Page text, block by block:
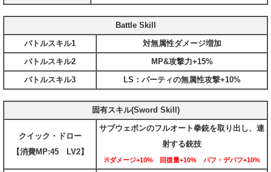
Battle Skill
バトルスキル1
対無属性ダメージ増加
バトルスキル2
MP&攻撃力+15%
バトルスキル3
LS：パーティの無属性攻撃+10%
固有スキル(Sword Skill)
クイック・ドロー
【消費MP:45 LV2】
サブウェポンのフルオート拳銃を取り出し、連
射する銃技
※ダメージ+10% 回復量+10% バフ・デバフ+10%